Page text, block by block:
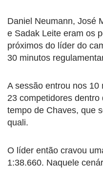
Daniel Neumann, José
e Sadak Leite eram os
próximos do líder do
30 minutos
A sessão entrou nos 10
23 competidores
tempo de Chaves, que
quali.
O líder então cravou
1:38.660. Naquele